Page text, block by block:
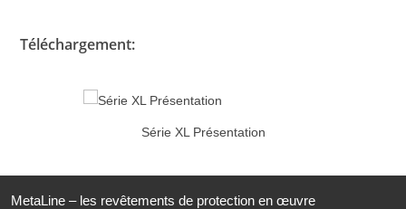
Téléchargement:
Série XL Présentation
MetaLine – les revêtements de protection en œuvre